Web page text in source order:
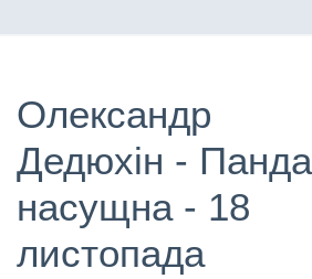
Олександр
Дедюхін - Панда
насущна - 18
листопада